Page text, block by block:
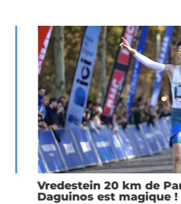
Vredestein 20 km de Paris
Daguinos est magique !